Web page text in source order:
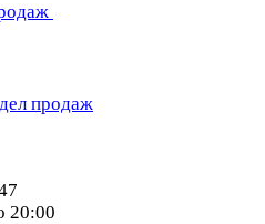
продаж
20:00